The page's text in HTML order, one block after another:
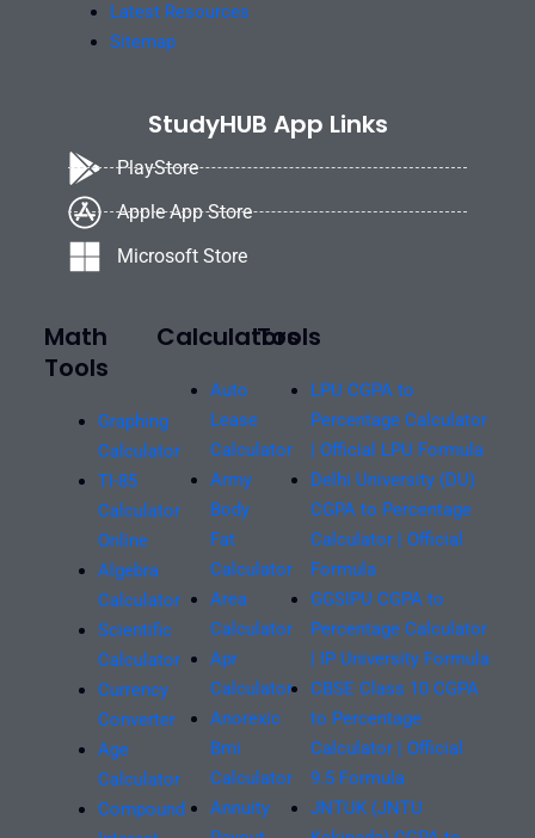
Latest Resources
Sitemap
StudyHUB App Links
PlayStore
Apple App Store
Microsoft Store
Math
Tools
Graphing
Calculator
TI-85
Calculator
Online
Algebra
Calculator
Scientific
Calculator
Currency
Converter
Age
Calculator
Compound
Calculators
Auto
Lease
Calculator
Army
Body
Fat
Calculator
Area
Calculator
Apr
Calculator
Anorexic
Bmi
Calculator
Annuity
Tools
LPU CGPA to
Percentage Calculator
| Official LPU Formula
Delhi University (DU)
CGPA to Percentage
Calculator | Official
Formula
GGSIPU CGPA to
Percentage Calculator
| IP University Formula
CBSE Class 10 CGPA
to Percentage
Calculator | Official
9.5 Formula
JNTUK (JNTU